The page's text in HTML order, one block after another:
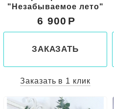
"Незабываемое лето"
6 900
ЗАКАЗАТЬ
Заказать в 1 клик